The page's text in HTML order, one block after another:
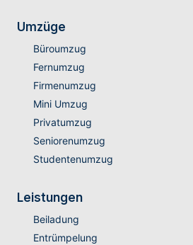
Umzüge
Büroumzug
Fernumzug
Firmenumzug
Mini Umzug
Privatumzug
Seniorenumzug
Studentenumzug
Leistungen
Beiladung
Entrümpelung